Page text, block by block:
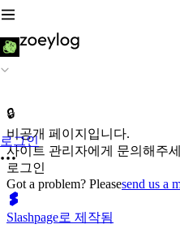
로그인
🔒
비공개 페이지입니다.
사이트 관리자에게 문의해주
로그인
Got a problem? Pleasesend us a
Slashpage로 제작됨